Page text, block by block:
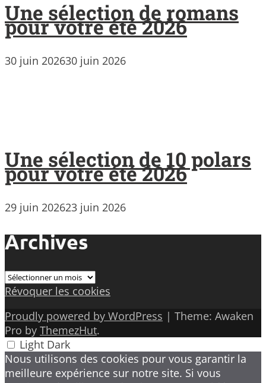
Une sélection de romans
pour votre été 2026
30 juin 202630 juin 2026
Une sélection de 10 polars
pour votre été 2026
29 juin 202623 juin 2026
Archives
Archives
Révoquer les cookies
Proudly powered by WordPress | Theme: Awaken
Pro by ThemezHut.
Light Dark
Nous utilisons des cookies pour vous garantir la
meilleure expérience sur notre site. Si vous